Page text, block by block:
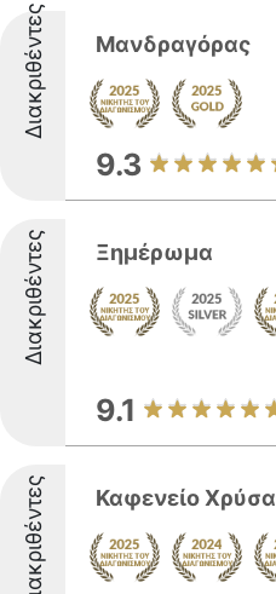
Διακριθέντες Μανδραγόρας
9.3
Διακριθέντες Ξημέρωμα
9.1
Διακριθέντες Καφενείο Χρύσα